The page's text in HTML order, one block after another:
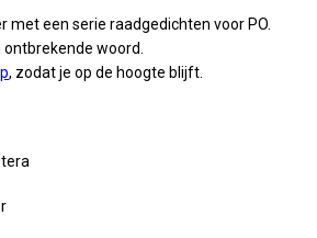
met een serie raadgedichten voor PO.
ontbrekende woord.
, zodat je op de hoogte blijft.